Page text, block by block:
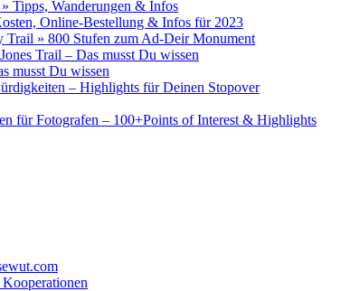
» Tipps, Wanderungen & Infos
Online-Bestellung & Infos für 2023
Trail » 800 Stufen zum Ad-Deir Monument
Trail – Das musst Du wissen
musst Du wissen
– Highlights für Deinen Stopover
für Fotografen – 100+Points of Interest & Highlights